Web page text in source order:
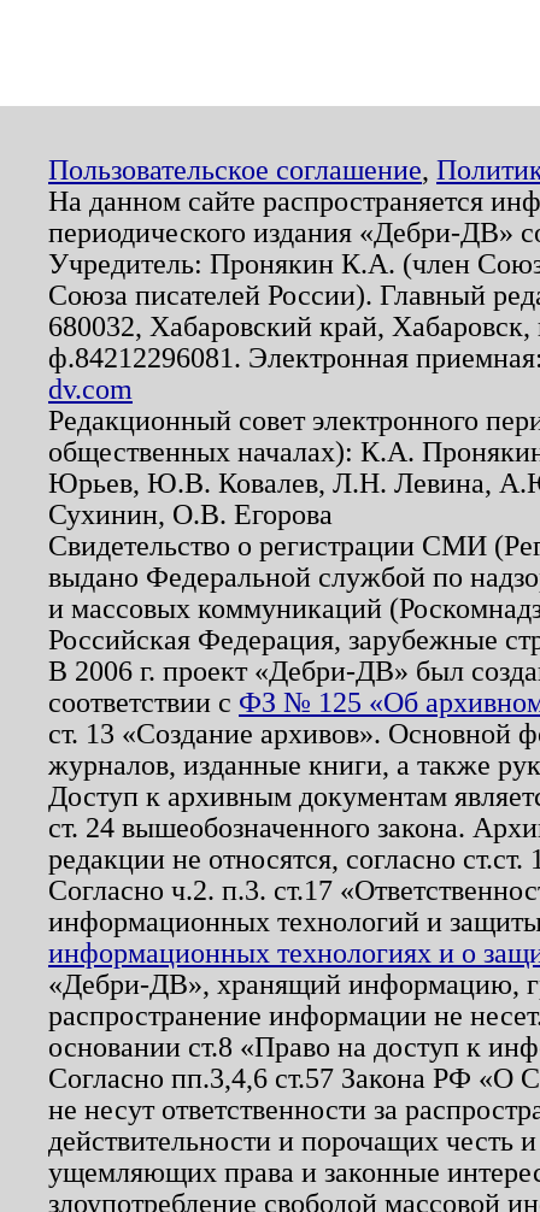
Пользовательское соглашение,
На данном сайте распространяется
периодического издания «Дебри-ДВ»
Учредитель: Пронякин К.А. (член
Союза писателей России). Главный
680032, Хабаровский край,
ф.84212296081. Электронная
dv.com
Редакционный совет электронного
общественных началах): К.А.
Юрьев, Ю.В. Ковалев, Л.Н. Левина,
Сухинин, О.В. Егорова
Свидетельство о регистрации СМИ
выдано Федеральной службой по
и массовых коммуникаций
Российская Федерация, зарубежные
В 2006 г. проект «Дебри-ДВ» был
соответствии с ФЗ № 125 «Об
ст. 13 «Создание архивов». Основной
журналов, изданные книги, а также
Доступ к архивным документам
ст. 24 вышеобозначенного закона.
редакции не относятся, согласно
Согласно ч.2. п.3. ст.17
информационных технологий и
информационных технологиях и о
«Дебри-ДВ», хранящий информацию,
распространение информации не
основании ст.8 «Право на доступ к
Согласно пп.3,4,6 ст.57 Закона РФ «О
не несут ответственности за
действительности и порочащих честь
ущемляющих права и законные
злоупотребление свободой массовой